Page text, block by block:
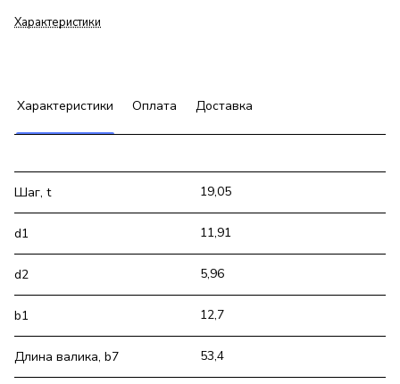
Характеристики
Характеристики Оплата Доставка
Шаг, t 19,05
d1 11,91
d2 5,96
b1 12,7
Длина валика, b7 53,4